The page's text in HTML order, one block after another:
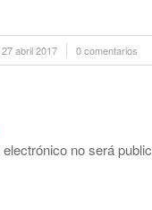
27 abril 2017 0 comentarios
no será